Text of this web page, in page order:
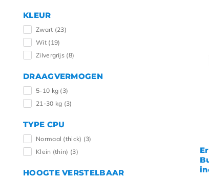
KLEUR
Zwart (23)
Wit (19)
Zilvergrijs (8)
DRAAGVERMOGEN
5-10 kg (3)
21-30 kg (3)
TYPE CPU
Normaal (thick) (3)
Klein (thin) (3)
HOOGTE VERSTELBAAR